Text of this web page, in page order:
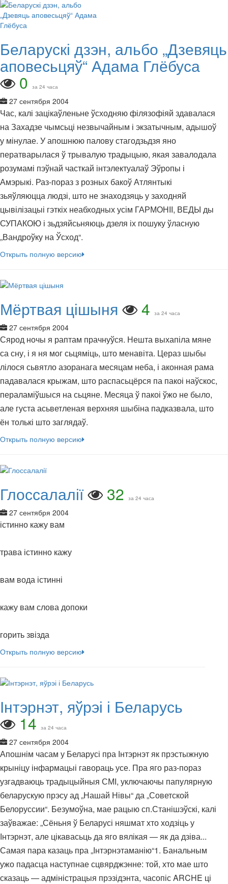
Беларускі дзэн, альбо „Дзевяць
аповесьцяў“ Адама Глёбуса
0 за 24 часа
27 сентября 2004
Час, калі зацікаўленьне ўсходняю філязофіяй здавалася
на Захадзе чымсьці незвычайным і экзатычным, адышоў
у мінулае. У апошнюю палову стагодзьдзя яно
ператварылася ў трывалую традыцыю, якая завалодала
розумамі пэўнай часткай інтэлектуалаў Эўропы і
Амэрыкі. Раз-пораз з розных бакоў Атлянтыкі
зьяўляюцца людзі, што не знаходзяць у заходняй
цывілізацыі гэткіх неабходных усім ГАРМОНІІ, ВЕДЫ ды
СУПАКОЮ і зьдзяйсьняюць дзеля іх пошуку ўласную
„Вандроўку на Ўсход“.
Открыть полную версию
Мёртвая цішыня 4 за 24 часа
27 сентября 2004
Сярод ночы я раптам прачнуўся. Нешта выхапіла мяне
са сну, і я ня мог сьцяміць, што менавіта. Цераз шыбы
лілося сьвятло азоранага месяцам неба, і аконная рама
падавалася крыжам, што распасьцёрся па пакоі наўскос,
пераламіўшыся на сьцяне. Месяца ў пакоі ўжо не было,
але густа асьветленая верхняя шыбіна падказвала, што
ён толькі што заглядаў.
Открыть полную версию
Глоссалалії 32 за 24 часа
27 сентября 2004
істинно кажу вам
трава істинно кажу
вам вода істинні
кажу вам слова допоки
горить звізда
Открыть полную версию
Інтэрнэт, яўрэі і Беларусь
14 за 24 часа
27 сентября 2004
Апошнім часам у Беларусі пра Інтэрнэт як прэстыжную
крыніцу інфармацыі гавораць усе. Пра яго раз-пораз
узгадваюць традыцыйныя СМІ, уключаючы папулярную
беларускую прэсу ад „Нашай Нівы“ да „Советской
Белоруссии“. Безумоўна, мае рацыю сп.Станішэўскі, калі
заўважае: „Сёньня ў Беларусі няшмат хто ходзіць у
Інтэрнэт, але цікавасьць да яго вялікая — як да дзіва...
Самая пара казаць пра „Інтэрнэтаманію“1. Банальным
ужо падасца наступнае сцвярджэнне: той, хто мае што
сказаць — адміністрацыя прэзідэнта, часопіс ARCHE ці